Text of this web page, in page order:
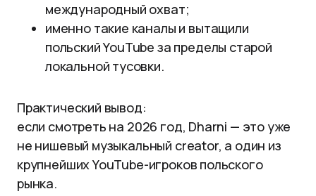
международный охват;
именно такие каналы и вытащили
польский YouTube за пределы старой
локальной тусовки.
Практический вывод:
если смотреть на 2026 год, Dharni — это уже
не нишевый музыкальный creator, а один из
крупнейших YouTube-игроков польского
рынка.